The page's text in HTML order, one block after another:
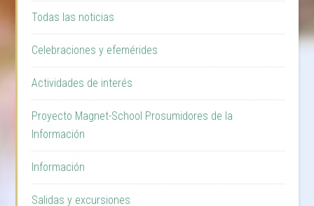
Todas las noticias
Celebraciones y efemérides
Actividades de interés
Proyecto Magnet-School Prosumidores de la
Información
Información
Salidas y excursiones